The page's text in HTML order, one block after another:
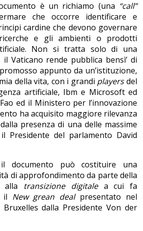
è un richiamo (una “call”
che occorre identificare e
cardine che devono governare
e gli ambienti o prodotti
Non si tratta solo di una
il Vaticano rende pubblica bensì’ di
promosso appunto da un’istituzione,
della vita, con i grandi playersdel
artificiale, Ibm e Microsoft ed
ed il Ministero per l’innovazione
ha acquisito maggiore rilevanza
presenza di una delle massime
Presidente del parlamento David
documento può costituire una
di approfondimento da parte della
alla transizione digitalea cui fa
il New grean dealpresentato nel
dalla Presidente Von der